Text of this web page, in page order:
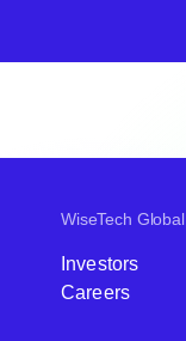
WiseTech Global
Investors
Careers